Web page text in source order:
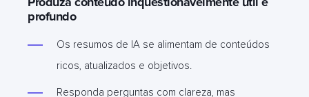
profundo
Os resumos de IA se alimentam de conteúdos
ricos, atualizados e objetivos.
Responda perguntas com clareza, mas